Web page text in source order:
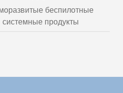
беспилотные
системные продукты